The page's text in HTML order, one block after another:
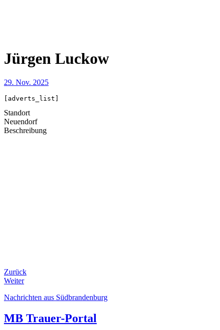
Jürgen Luckow
29. Nov. 2025
[adverts_list]
Standort
Neuendorf
Beschreibung
Zurück
Weiter
Nachrichten aus Südbrandenburg
MB Trauer-Portal